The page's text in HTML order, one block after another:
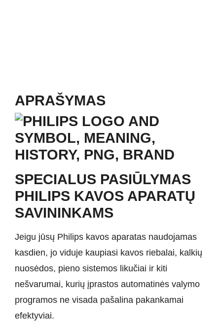
APRAŠYMAS
SPECIALUS PASIŪLYMAS
PHILIPS KAVOS APARATŲ
SAVININKAMS
Jeigu jūsų Philips kavos aparatas naudojamas
kasdien, jo viduje kaupiasi kavos riebalai, kalkių
nuosėdos, pieno sistemos likučiai ir kiti
nešvarumai, kurių įprastos automatinės valymo
programos ne visada pašalina pakankamai
efektyviai.